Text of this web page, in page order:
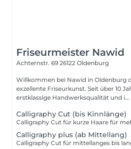
Friseurmeister Nawid
Achternstr. 69 26122 Oldenburg
Willkommen bei Nawid in Oldenburg deinem Experten für
exzellente Friseurkunst. Seit über 10
erstklassige Handwerksqualität und i...
Calligraphy Cut (bis Kinnlänge)
Calligraphy plus (ab Mittellang)